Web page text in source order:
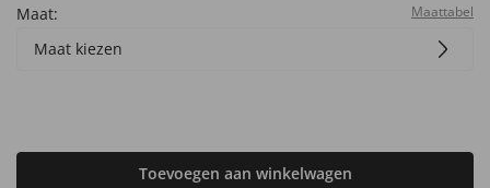
Maat: Maattabel
Maat kiezen
Toevoegen aan winkelwagen